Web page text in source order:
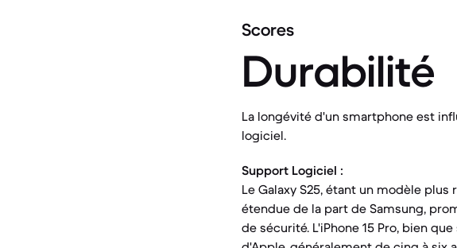
Scores
Durabilité
La longévité d'un smartphone est
logiciel.
Support Logiciel :
Le Galaxy S25, étant un modèle
étendue de la part de Samsung,
de sécurité. L'iPhone 15 Pro, bien